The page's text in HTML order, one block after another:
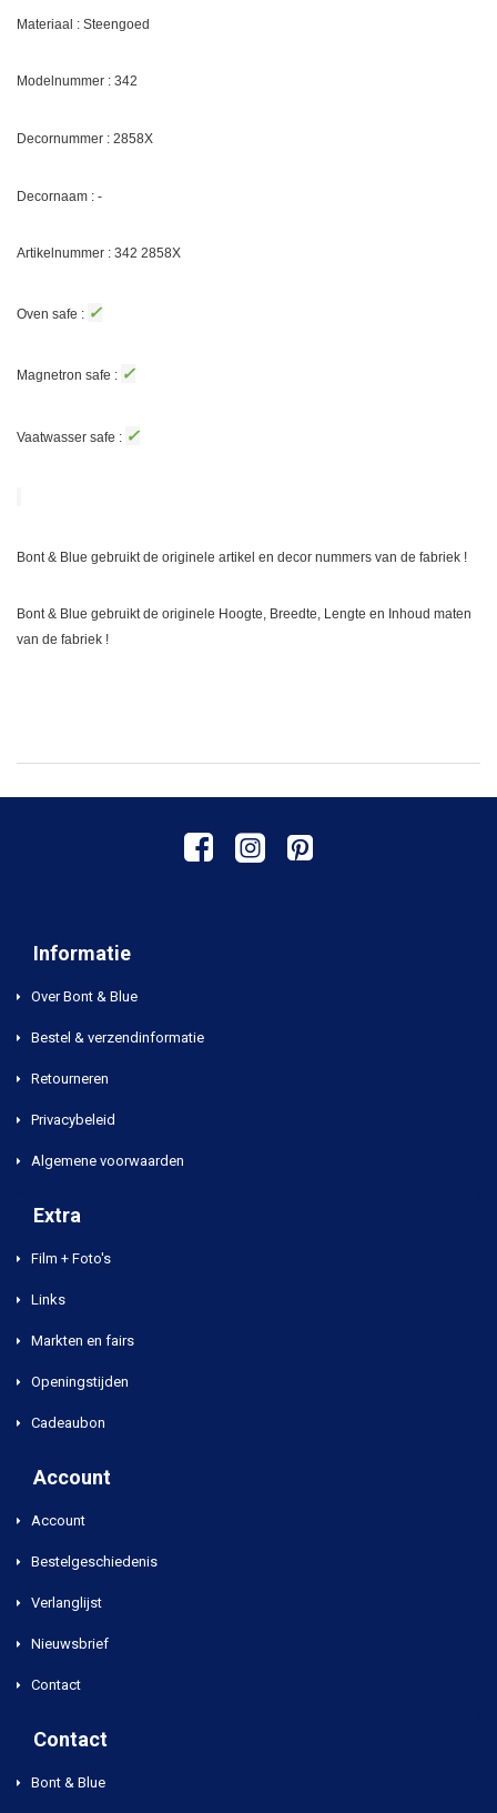
Materiaal : Steengoed
Modelnummer : 342
Decornummer : 2858X
Decornaam : -
Artikelnummer : 342 2858X
Oven safe : ✓
Magnetron safe : ✓
Vaatwasser safe : ✓
Bont & Blue gebruikt de originele artikel en decor nummers van de fabriek !
Bont & Blue gebruikt de originele Hoogte, Breedte, Lengte en Inhoud maten
van de fabriek !
Informatie
Over Bont & Blue
Bestel & verzendinformatie
Retourneren
Privacybeleid
Algemene voorwaarden
Extra
Film + Foto's
Links
Markten en fairs
Openingstijden
Cadeaubon
Account
Account
Bestelgeschiedenis
Verlanglijst
Nieuwsbrief
Contact
Contact
Bont & Blue